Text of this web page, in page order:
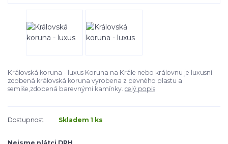
Královská koruna - luxus Koruna na Krále nebo královnu je luxusní
zdobená královská koruna vyrobena z pevného plastu a
semiše,zdobená barevnými kamínky. celý popis
Dostupnost Skladem 1 ks